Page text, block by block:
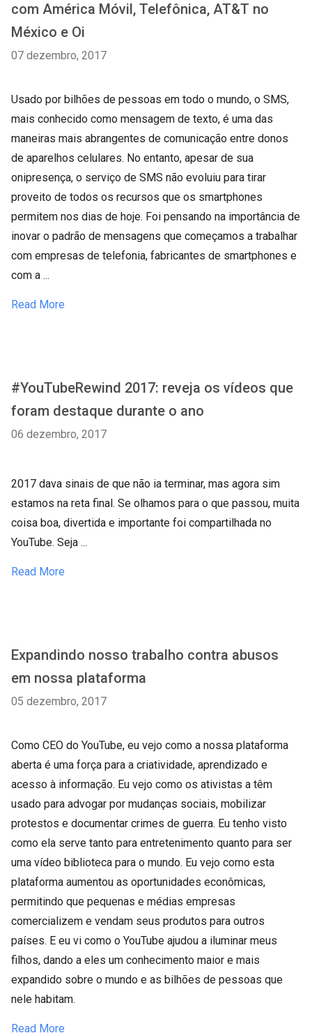
com América Móvil, Telefônica, AT&T no
México e Oi
07 dezembro, 2017
Usado por bilhões de pessoas em todo o mundo, o SMS,
mais conhecido como mensagem de texto, é uma das
maneiras mais abrangentes de comunicação entre donos
de aparelhos celulares. No entanto, apesar de sua
onipresença, o serviço de SMS não evoluiu para tirar
proveito de todos os recursos que os smartphones
permitem nos dias de hoje. Foi pensando na importância de
inovar o padrão de mensagens que começamos a trabalhar
com empresas de telefonia, fabricantes de smartphones e
com a ...
Read More
#YouTubeRewind 2017: reveja os vídeos que
foram destaque durante o ano
06 dezembro, 2017
2017 dava sinais de que não ia terminar, mas agora sim
estamos na reta final. Se olhamos para o que passou, muita
coisa boa, divertida e importante foi compartilhada no
YouTube. Seja ...
Read More
Expandindo nosso trabalho contra abusos
em nossa plataforma
05 dezembro, 2017
Como CEO do YouTube, eu vejo como a nossa plataforma
aberta é uma força para a criatividade, aprendizado e
acesso à informação. Eu vejo como os ativistas a têm
usado para advogar por mudanças sociais, mobilizar
protestos e documentar crimes de guerra. Eu tenho visto
como ela serve tanto para entretenimento quanto para ser
uma vídeo biblioteca para o mundo. Eu vejo como esta
plataforma aumentou as oportunidades econômicas,
permitindo que pequenas e médias empresas
comercializem e vendam seus produtos para outros
países. E eu vi como o YouTube ajudou a iluminar meus
filhos, dando a eles um conhecimento maior e mais
expandido sobre o mundo e as bilhões de pessoas que
nele habitam.
Read More